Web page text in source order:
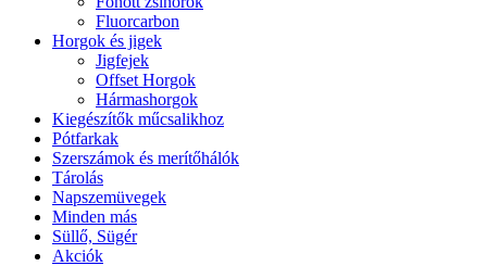
Fluorcarbon
Horgok és jigek
Jigfejek
Offset Horgok
Hármashorgok
Kiegészítők műcsalikhoz
Pótfarkak
Szerszámok és merítőhálók
Tárolás
Napszemüvegek
Minden más
Süllő, Sügér
Akciók